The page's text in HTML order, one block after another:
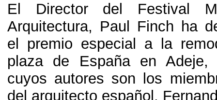
El Director del Festival
Arquitectura, Paul Finch ha
el premio especial a la
plaza de España en Adeje,
cuyos autores son los
del arquitecto español ,